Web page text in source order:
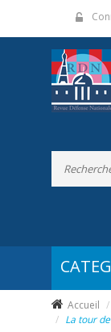
Accueil
La tour